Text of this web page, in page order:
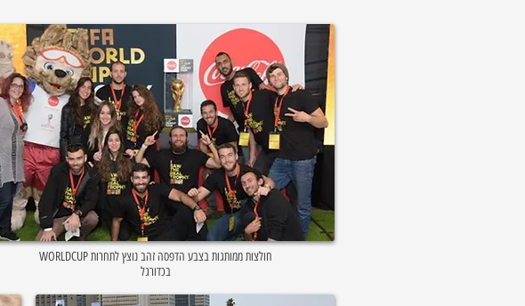
חולצות ממותגות בצבע הדפסה זהב נוצץ לתחרות WORLDCUP
בכדורגל